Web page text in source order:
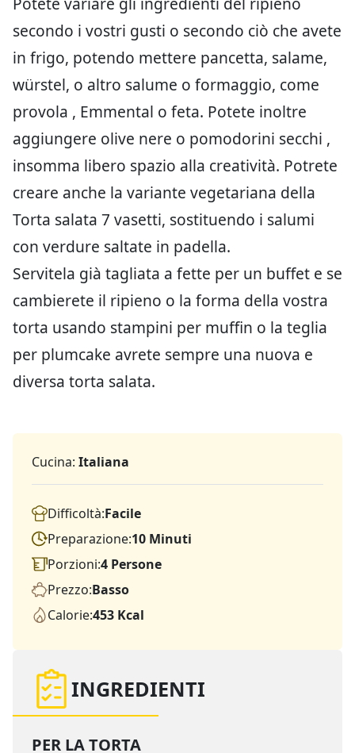
secondo i vostri gusti o secondo ciò che avete
in frigo, potendo mettere pancetta, salame,
würstel, o altro salume o formaggio, come
provola , Emmental o feta. Potete inoltre
aggiungere olive nere o pomodorini secchi ,
insomma libero spazio alla creatività. Potrete
creare anche la variante vegetariana della
Torta salata 7 vasetti, sostituendo i salumi
con verdure saltate in padella.
Servitela già tagliata a fette per un buffet e se
cambierete il ripieno o la forma della vostra
torta usando stampini per muffin o la teglia
per plumcake avrete sempre una nuova e
diversa torta salata.
Cucina: Italiana
Difficoltà:Facile
Preparazione:10 Minuti
Porzioni:4 Persone
Prezzo:Basso
Calorie:453 Kcal
INGREDIENTI
PER LA TORTA